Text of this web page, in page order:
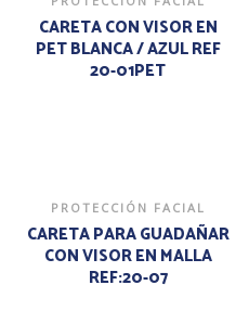
CARETA CON VISOR EN
PET BLANCA / AZUL REF
20-01PET
PROTECCIÓN FACIAL
CARETA PARA GUADAÑAR
CON VISOR EN MALLA
REF:20-07